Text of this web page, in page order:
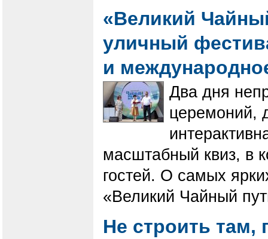
«Великий
уличный
и
Два дня
церемоний,
масштабный квиз, в
гостей. О самых
«Великий Чайный
Не строить там,